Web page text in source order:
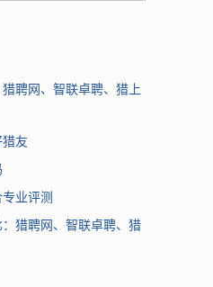
聘网、智联卓聘、猎上
友
业评测
猎聘网、智联卓聘、猎